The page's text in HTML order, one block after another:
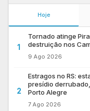
Hoje
1
Tornado atinge
destruição nos
9 Ago 2026
2
Estragos no RS:
presídio
Porto Alegre
7 Ago 2026